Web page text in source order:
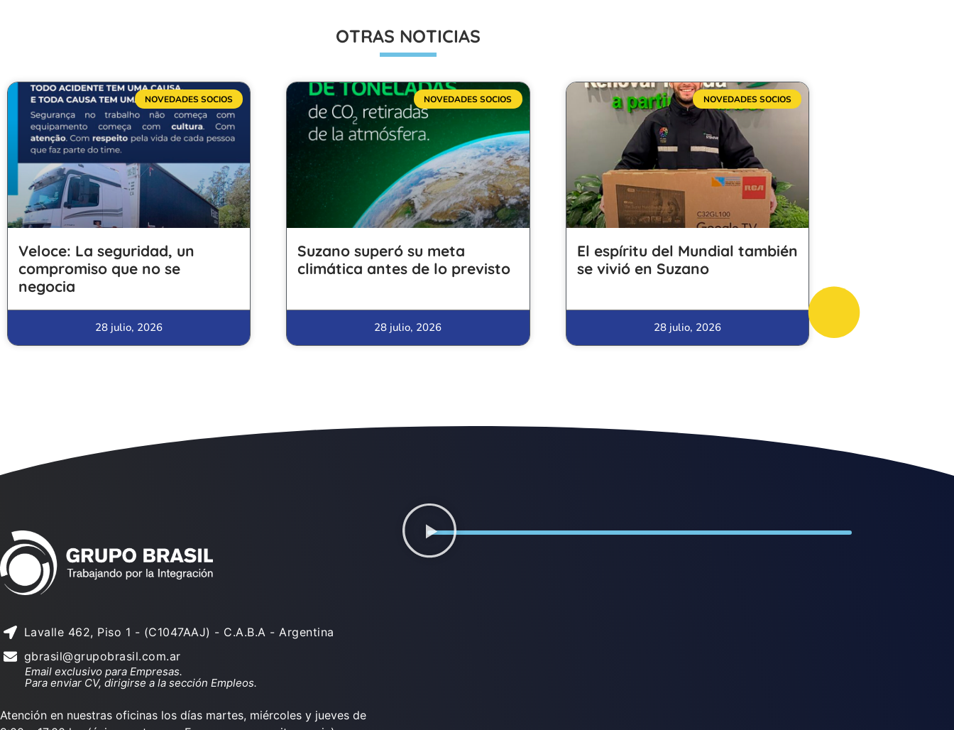
OTRAS NOTICIAS
NOVEDADES SOCIOS
Veloce: La seguridad, un
compromiso que no se
negocia
28 julio, 2026
NOVEDADES SOCIOS
Suzano superó su meta
climática antes de lo previsto
28 julio, 2026
NOVEDADES SOCIOS
El espíritu del Mundial también
se vivió en Suzano
28 julio, 2026
Lavalle 462, Piso 1 - (C1047AAJ) - C.A.B.A - Argentina
gbrasil@grupobrasil.com.ar
Email exclusivo para Empresas.
Para enviar CV, dirigirse a la sección Empleos.
Atención en nuestras oficinas los días martes, miércoles y jueves de